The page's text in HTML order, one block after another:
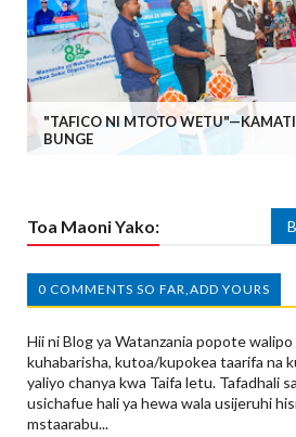
"TAFICO NI MTOTO
BUNGE
Toa Maoni Yako:
0 COMMENTS SO FAR,ADD YOURS
Hii ni Blog ya Watanzania popote walipo
kuhabarisha, kutoa/kupokea taarifa na
yaliyo chanya kwa Taifa letu. Tafadhali
usichafue hali ya hewa wala usijeruhi
mstaarabu...